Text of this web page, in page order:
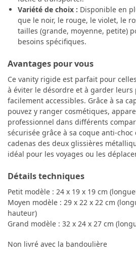
Variété de choix : Disponible en
que le noir, le rouge, le violet, le
tailles (grande, moyenne, petite)
besoins spécifiques.
Avantages pour vous
Ce vanity rigide est parfait pour
à éviter le désordre et à garder leurs
facilement accessibles. Grâce à sa
pouvez y ranger cosmétiques,
professionnel dans différents
sécurisée grâce à sa coque anti-
cadenas des deux glissières
idéal pour les voyages ou les
Détails techniques
Petit modèle : 24 x 19 x 19 cm
Moyen modèle : 29 x 22 x 22 cm
hauteur)
Grand modèle : 32 x 24 x 27 cm
Non livré avec la bandoulière